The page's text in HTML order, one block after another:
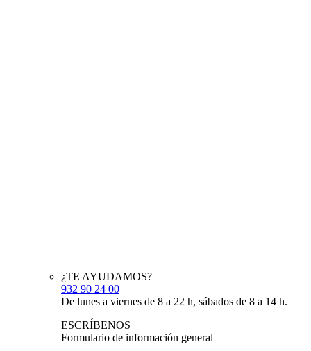
¿TE AYUDAMOS?
932 90 24 00
De lunes a viernes de 8 a 22 h, sábados de 8 a 14 h.
ESCRÍBENOS
Formulario de información general